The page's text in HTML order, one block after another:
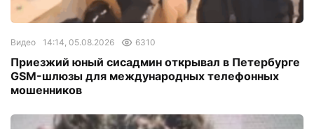
Видео 14:14, 05.08.2026 6310
Приезжий юный сисадмин открывал в Петербурге
GSM-шлюзы для международных телефонных
мошенников